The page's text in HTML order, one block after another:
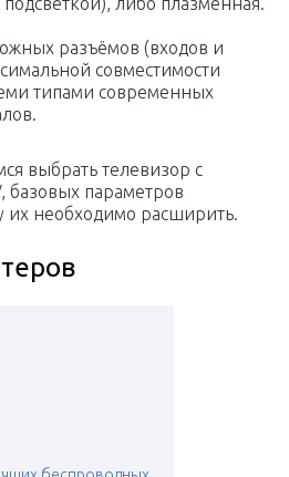
разъёмов (входов и
совместимости
типами современных
выбрать телевизор с
базовых параметров
их необходимо расширить.